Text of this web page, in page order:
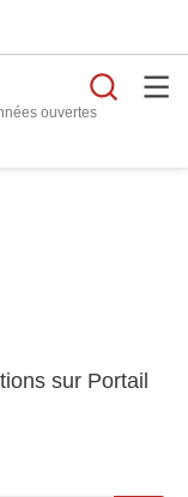
ouvertes
sur Portail